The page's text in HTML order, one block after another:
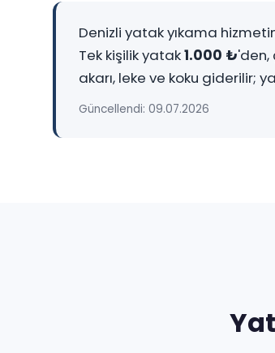
Denizli yatak yıkama
Tek kişilik yatak1.000 ₺'den,
akarı, leke ve koku giderilir;
Güncellendi: 09.07.2026